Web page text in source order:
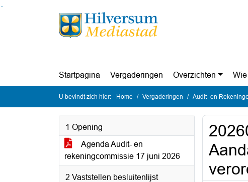
Ga naar de inhoud van deze pagina
Ga naar het zoeken
Ga naar het menu
Startpagina Vergaderingen Overzichten
U bevindt zich hier: Home Vergaderingen Audit- en
1 Opening
Agenda Audit- en
rekeningcommissie 17 juni 2026
2 Vaststellen besluitenlijst